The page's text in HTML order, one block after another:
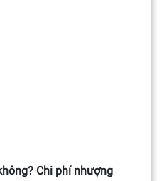
Chi phí nhượng